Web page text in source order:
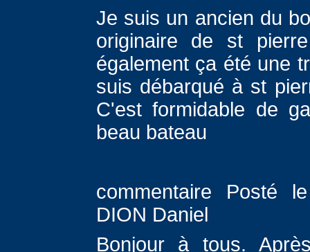
Je suis un ancien du
originaire de st
également ça été une
suis débarqué à st
C'est formidable de
beau bateau
commentaire Posté
DION Daniel
Bonjour à tous.